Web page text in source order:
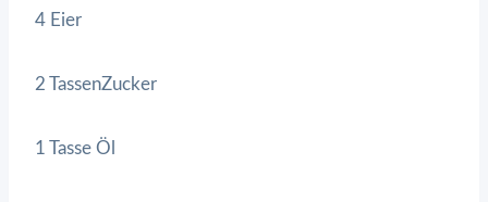
4 Eier
2 TassenZucker
1 Tasse Öl